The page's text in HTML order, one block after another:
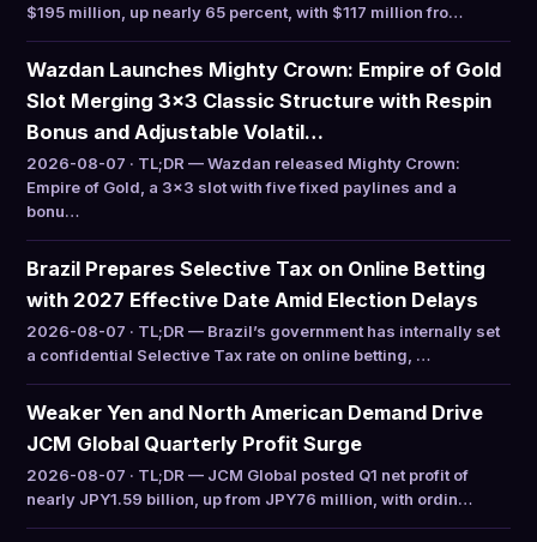
$195 million, up nearly 65 percent, with $117 million fro…
Wazdan Launches Mighty Crown: Empire of Gold
Slot Merging 3×3 Classic Structure with Respin
Bonus and Adjustable Volatil…
2026-08-07 · TL;DR — Wazdan released Mighty Crown:
Empire of Gold, a 3×3 slot with five fixed paylines and a
bonu…
Brazil Prepares Selective Tax on Online Betting
with 2027 Effective Date Amid Election Delays
2026-08-07 · TL;DR — Brazil’s government has internally set
a confidential Selective Tax rate on online betting, …
Weaker Yen and North American Demand Drive
JCM Global Quarterly Profit Surge
2026-08-07 · TL;DR — JCM Global posted Q1 net profit of
nearly JPY1.59 billion, up from JPY76 million, with ordin…